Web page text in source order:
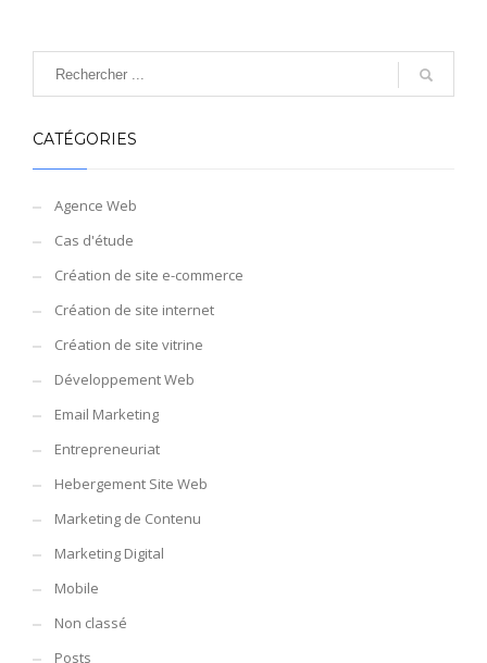
CATÉGORIES
Agence Web
Cas d'étude
Création de site e-commerce
Création de site internet
Création de site vitrine
Développement Web
Email Marketing
Entrepreneuriat
Hebergement Site Web
Marketing de Contenu
Marketing Digital
Mobile
Non classé
Posts